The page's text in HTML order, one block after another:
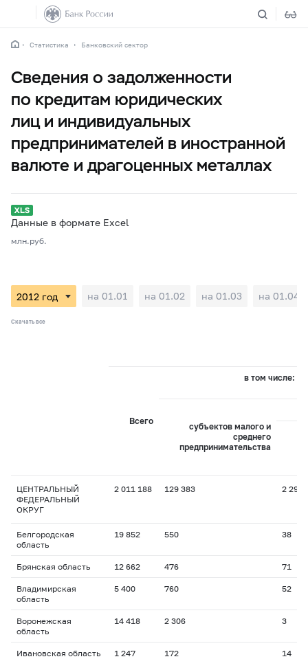
Статистика Банковский сектор
Сведения о задолженности
по кредитам юридических
лиц и индивидуальных
предпринимателей в иностранной
валюте и драгоценных металлах
Данные в формате Excel
млн.руб.
на 01.01 на 01.02 на 01.03 на 01.04
Скачать все
Всего
в том числе:
субъектов малого и
среднего
предпринимательства
ЦЕНТРАЛЬНЫЙ
ФЕДЕРАЛЬНЫЙ
ОКРУГ
2 011 188 129 383 2 296
Белгородская
область
19 852 550 38
Брянская область 12 662 476 71
Владимирская
область
5 400 760 52
Воронежская
область
14 418 2 306 3
Ивановская область 1 247 172 14